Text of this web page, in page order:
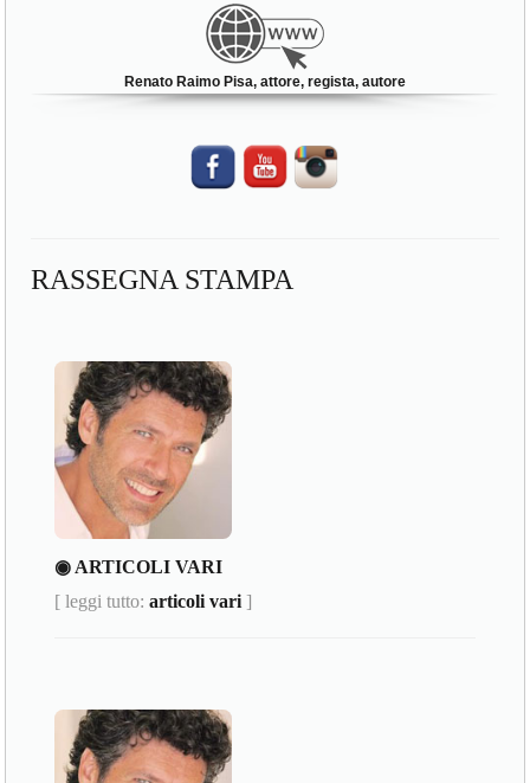
Renato Raimo Pisa, attore, regista, autore
RASSEGNA STAMPA
◉ ARTICOLI VARI
[ leggi tutto:articoli vari ]